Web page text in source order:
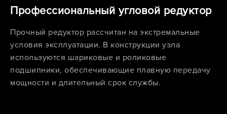
Профессиональный угловой редуктор
Прочный редуктор рассчитан на экстремальные
условия эксплуатации. В конструкции узла
используются шариковые и роликовые
подшипники, обеспечивающие плавную передачу
мощности и длительный срок службы.